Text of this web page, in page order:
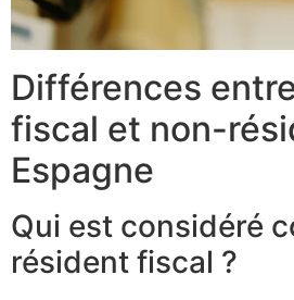
Différences
fiscal et non-
Espagne
Qui est considéré
résident fiscal ?